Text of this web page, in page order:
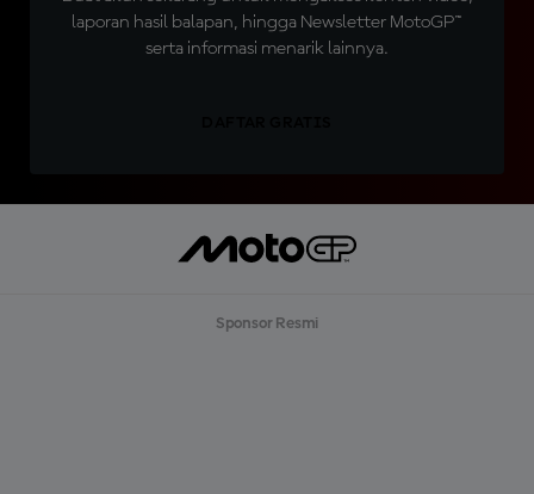
laporan hasil balapan, hingga Newsletter MotoGP™
serta informasi menarik lainnya.
Sponsor Resmi